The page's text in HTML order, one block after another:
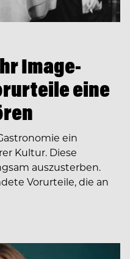
Image-
eine
ein
Kultur. Diese
auszusterben.
Vorurteile, die an